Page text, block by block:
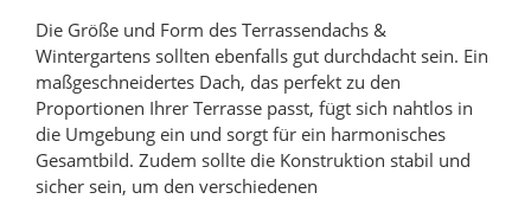
Die Größe und Form des Terrassendachs &
Wintergartens sollten ebenfalls gut durchdacht sein. Ein
maßgeschneidertes Dach, das perfekt zu den
Proportionen Ihrer Terrasse passt, fügt sich nahtlos in
die Umgebung ein und sorgt für ein harmonisches
Gesamtbild. Zudem sollte die Konstruktion stabil und
sicher sein, um den verschiedenen